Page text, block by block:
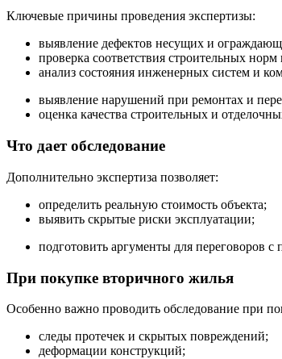
Ключевые причины проведения экспертизы:
выявление дефектов несущих и
проверка соответствия строительных норм
анализ состояния инженерных систем и
выявление нарушений при ремонтах и
оценка качества строительных и
Что дает обследование
Дополнительно экспертиза позволяет:
определить реальную стоимость объекта;
выявить скрытые риски эксплуатации;
подготовить аргументы для переговоров с
При покупке вторичного жилья
Особенно важно проводить обследование при
следы протечек и скрытых повреждений;
деформации конструкций;